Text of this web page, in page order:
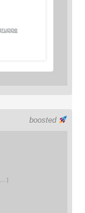
boosted